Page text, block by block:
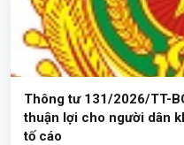
Thông tư 131/2026/TT-
thuận lợi cho người dân
tố cáo